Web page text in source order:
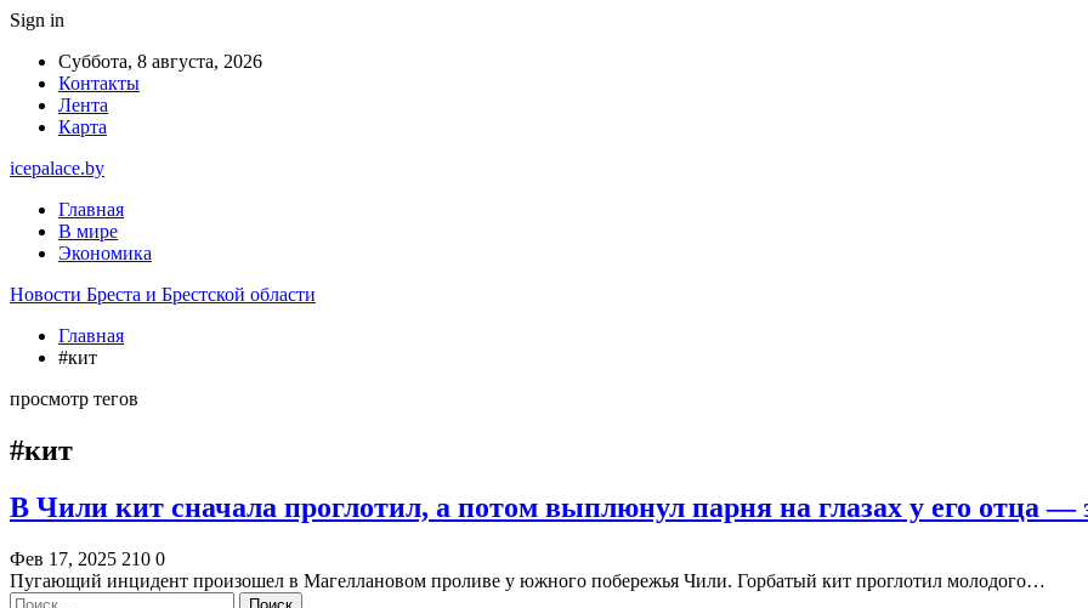
Sign in
Суббота, 8 августа, 2026
Контакты
Лента
Карта
icepalace.by
Главная
В мире
Экономика
Новости Бреста и Брестской области
Главная
#кит
просмотр тегов
#кит
В Чили кит сначала проглотил, а потом выплюнул парня на глазах у его отца
Фев 17, 2025 210 0
Пугающий инцидент произошел в Магеллановом проливе у южного побережья Чили. Горбатый кит проглотил молодого…